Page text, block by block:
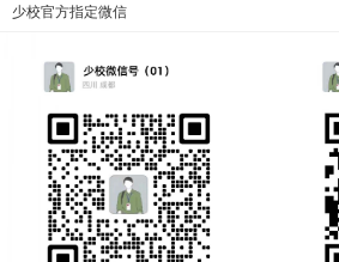
少校官方指定微信